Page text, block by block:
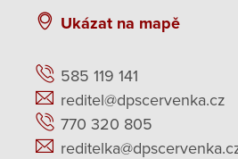
Ukázat na mapě
585 119 141
reditel@dpscervenka.cz
770 320 805